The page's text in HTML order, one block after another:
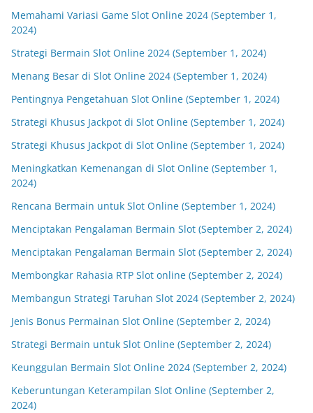
Memahami Variasi Game Slot Online 2024 (September 1,
2024)
Strategi Bermain Slot Online 2024 (September 1, 2024)
Menang Besar di Slot Online 2024 (September 1, 2024)
Pentingnya Pengetahuan Slot Online (September 1, 2024)
Strategi Khusus Jackpot di Slot Online (September 1, 2024)
Strategi Khusus Jackpot di Slot Online (September 1, 2024)
Meningkatkan Kemenangan di Slot Online (September 1,
2024)
Rencana Bermain untuk Slot Online (September 1, 2024)
Menciptakan Pengalaman Bermain Slot (September 2, 2024)
Menciptakan Pengalaman Bermain Slot (September 2, 2024)
Membongkar Rahasia RTP Slot online (September 2, 2024)
Membangun Strategi Taruhan Slot 2024 (September 2, 2024)
Jenis Bonus Permainan Slot Online (September 2, 2024)
Strategi Bermain untuk Slot Online (September 2, 2024)
Keunggulan Bermain Slot Online 2024 (September 2, 2024)
Keberuntungan Keterampilan Slot Online (September 2,
2024)